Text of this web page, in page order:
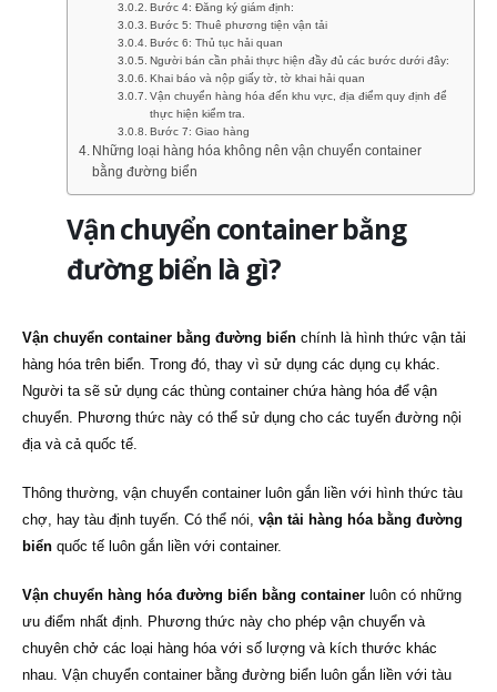
Bước 4: Đăng ký giám định:
Bước 5: Thuê phương tiện vận tải
Bước 6: Thủ tục hải quan
Người bán cần phải thực hiện đầy đủ các bước dưới đây:
Khai báo và nộp giấy tờ, tờ khai hải quan
Vận chuyển hàng hóa đến khu vực, địa điểm quy định để
thực hiện kiểm tra.
Bước 7: Giao hàng
Những loại hàng hóa không nên vận chuyển container
bằng đường biển
Vận chuyển container bằng
đường biển là gì?
Vận chuyển container bằng đường biển chính là hình thức vận tải
hàng hóa trên biển. Trong đó, thay vì sử dụng các dụng cụ khác.
Người ta sẽ sử dụng các thùng container chứa hàng hóa để vận
chuyển. Phương thức này có thể sử dụng cho các tuyến đường nội
địa và cả quốc tế.
Thông thường, vận chuyển container luôn gắn liền với hình thức tàu
chợ, hay tàu định tuyến. Có thể nói, vận tải hàng hóa bằng đường
biển quốc tế luôn gắn liền với container.
Vận chuyển hàng hóa đường biển bằng container luôn có những
ưu điểm nhất định. Phương thức này cho phép vận chuyển và
chuyên chở các loại hàng hóa với số lượng và kích thước khác
nhau. Vận chuyển container bằng đường biển luôn gắn liền với tàu